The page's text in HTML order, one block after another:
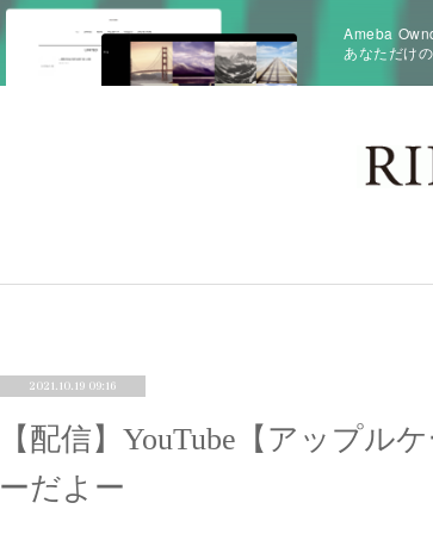
Ameba
あなただけ
2021.10.19 09:16
【配信】YouTube【アップ
ーだよー